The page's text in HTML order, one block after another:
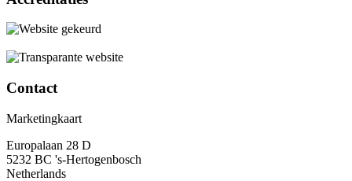
Contact
Marketingkaart
Europalaan 28 D
5232 BC 's-Hertogenbosch
Netherlands